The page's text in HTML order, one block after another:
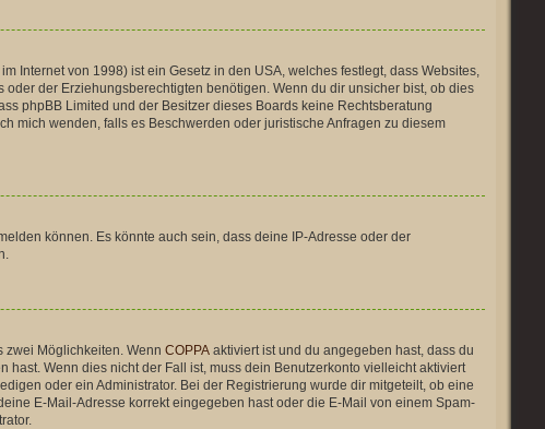
Internet von 1998) ist ein Gesetz in den USA, welches festlegt, dass Websites,
der Erziehungsberechtigten benötigen. Wenn du dir unsicher bist, ob dies
phpBB Limited und der Besitzer dieses Boards keine Rechtsberatung
mich wenden, falls es Beschwerden oder juristische Anfragen zu diesem
können. Es könnte auch sein, dass deine IP-Adresse oder der
zwei Möglichkeiten. Wenn COPPA aktiviert ist und du angegeben hast, dass du
Wenn dies nicht der Fall ist, muss dein Benutzerkonto vielleicht aktiviert
oder ein Administrator. Bei der Registrierung wurde dir mitgeteilt, ob eine
E-Mail-Adresse korrekt eingegeben hast oder die E-Mail von einem Spam-